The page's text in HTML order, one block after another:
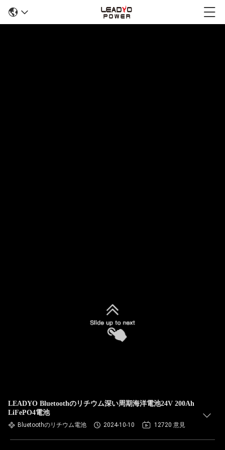
LEADYO Bluetoothのリチウム深い周期海洋電池24V 200Ah
LiFePO4電池
Bluetoothのリチウム電池 2024-10-10 12720 意見